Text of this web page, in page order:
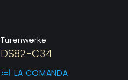
Turenwerke
DS82-C34
LA COMANDA